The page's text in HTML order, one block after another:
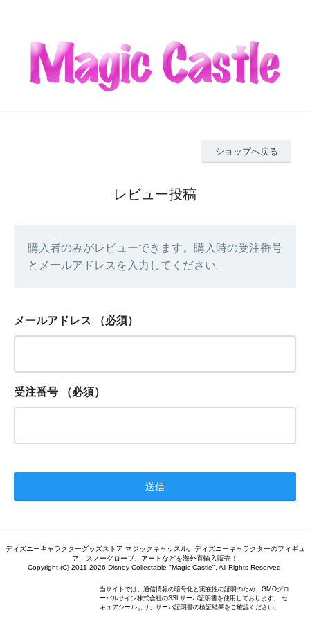
ショップへ戻る
レビュー投稿
購入者のみがレビューできます。購入時の受注番号
とメールアドレスを入力してください。
メールアドレス （必須）
受注番号 （必須）
ディズニーキャラクターグッズストア マジックキャッスル。ディズニーキャラクターのフィギュ
ア、スノーグローブ、アートなどを海外直輸入販売！
Copyright (C) 2011-2026 Disney Collectable "Magic Castle". All Rights Reserved.
当サイトでは、通信情報の暗号化と実在性の証明のため、GMOグロ
ーバルサイン株式会社のSSLサーバ証明書を使用しております。 セ
キュアシールより、サーバ証明書の検証結果をご確認ください。